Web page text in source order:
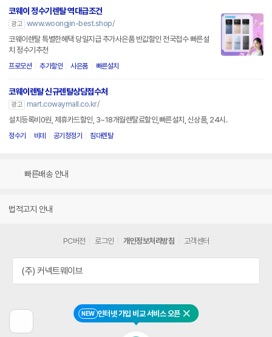
NEW 인터넷 가입 비교 서비스 오픈 닫기
코웨이 정수기렌탈 역대급조건
광고 www.woongjin-best.shop/
코웨이렌탈 특별한혜택 당일지급 추가사은품 반값할인 전국접수 빠른설
치 정수기추천
프로모션 추가할인 사은품 빠른설치
코웨이렌탈 신규렌탈상담접수처
광고
mart.cowaymall.co.kr/
설치등록비0원, 제휴카드할인, 3~18개월렌탈료할인,빠른설치, 신상품, 24시.
정수기 비데 공기청정기 침대렌탈
빠른배송 안내
법적고지 안내
전
PC버전 로그인 개인정보처리방침 고객센터
(주) 커넥트웨이브